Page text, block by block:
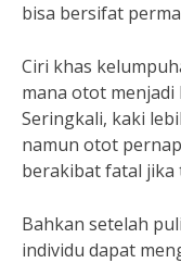
bisa bersifat
Ciri khas
mana otot menjadi
Seringkali, kaki
namun otot
berakibat fatal jika
Bahkan setelah
individu dapat